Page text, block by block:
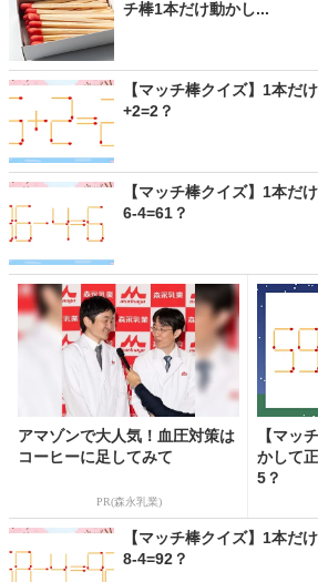
チ棒1本だけ動かし...
【マッチ棒クイズ】1本だ
+2=2？
【マッチ棒クイズ】1本だ
6-4=61？
アマゾンで大人気！血圧対策は
コーヒーに足してみて
PR(森永乳業)
【マッ
かして
5？
【マッチ棒クイズ】1本だ
8-4=92？